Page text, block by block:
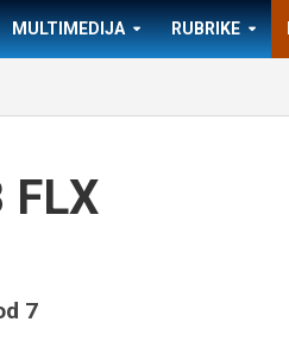
MULTIMEDIJA RUBRIKE
FLX
7